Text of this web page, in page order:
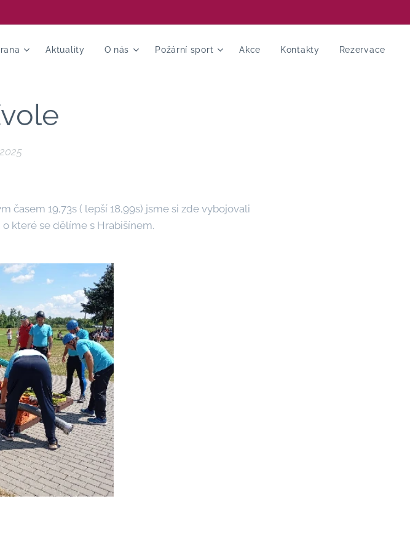
Aktuality O nás Požární sport Akce Kontakty Rezervace
časem 19,73s ( lepší 18,99s) jsme si zde vybojovali
které se dělíme s Hrabišínem.